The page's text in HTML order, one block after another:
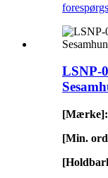
LSNP-
[Mærke]:
[Min.